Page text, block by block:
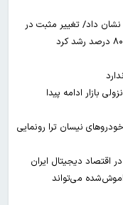
بررسی صورت‌های مالی ۳ ماهه نخست ۱۴۰۵ نشان داد/ تغییر مثبت در
بازار ادامه پیدا
نیسان ترا رونمایی
می‌تواند